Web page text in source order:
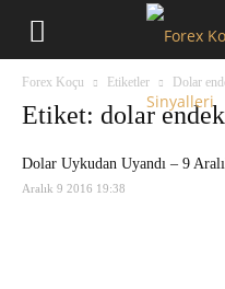
Forex Koçu Etiketler Dolar
Etiket: dolar
Dolar Uykudan Uyandı – 9
Aralık 9 2016 19:38